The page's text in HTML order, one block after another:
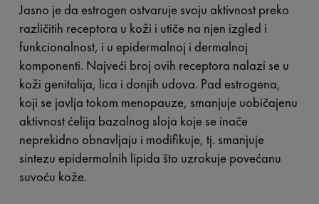
Jasno je da estrogen ostvaruje svoju aktivnost preko
različitih receptora u koži i utiče na njen izgled i
funkcionalnost, i u epidermalnoj i dermalnoj
komponenti. Najveći broj ovih receptora nalazi se u
koži genitalija, lica i donjih udova. Pad estrogena,
koji se javlja tokom menopauze, smanjuje uobičajenu
aktivnost ćelija bazalnog sloja koje se inače
neprekidno obnavljaju i modifikuje, tj. smanjuje
sintezu epidermalnih lipida što uzrokuje povećanu
suvoću kože.